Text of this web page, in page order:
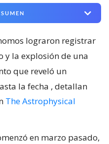
lograron registrar
y la explosión de una
que reveló un
la fecha , detallan
The Astrophysical
en marzo pasado,